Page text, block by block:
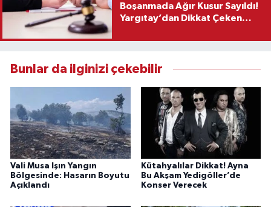
Boşanmada Ağır Kusur Sayıldı!
Yargıtay’dan Dikkat Çeken
Bunlar da ilginizi çekebilir
Vali Musa Işın Yangın
Bölgesinde: Hasarın Boyutu
Açıklandı
Kütahyalılar Dikkat! Ayna
Bu Akşam Yedigöller’de
Konser Verecek